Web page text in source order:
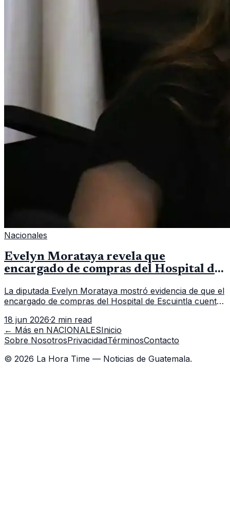
Nacionales
Evelyn Morataya revela que
encargado de compras del Hospital de
La diputada Evelyn Morataya mostró evidencia de que el
encargado de compras del Hospital de Escuintla cuenta
capacitación en la capital.
18 jun 2026·2 min read
← Más en NACIONALESInicio
Sobre NosotrosPrivacidadTérminosContacto
© 2026 La Hora Time — Noticias de Guatemala.